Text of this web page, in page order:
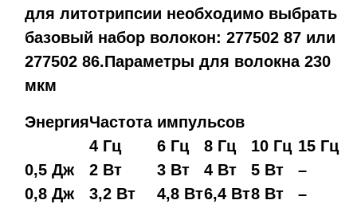
для литотрипсии необходимо выбрать
базовый набор волокон: 277502 87 или
277502 86.Параметры для волокна 230
мкм
ЭнергияЧастота импульсов
4 Гц
6 Гц 8 Гц 10 Гц 15 Гц
0,5 Дж
2 Вт 3 Вт 4 Вт 5 Вт
–
0,8 Дж
3,2 Вт 4,8 Вт6,4 Вт8 Вт
–